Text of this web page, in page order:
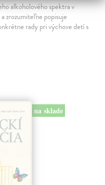
alkoholového spektra v
zrozumiteľne popisuje
rady pri výchove detí s
na sklade